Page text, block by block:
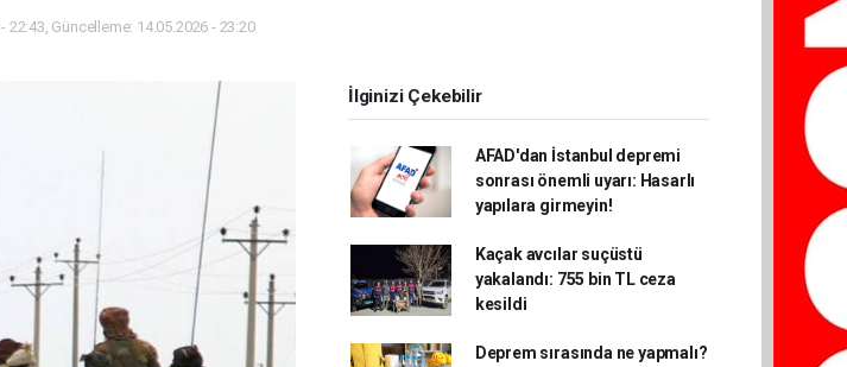
22:43, Güncelleme: 14.05.2026 - 23:20
İlginizi Çekebilir
AFAD'dan İstanbul depremi
sonrası önemli uyarı: Hasarlı
yapılara girmeyin!
Kaçak avcılar suçüstü
yakalandı: 755 bin TL ceza
kesildi
Deprem sırasında ne yapmalı?